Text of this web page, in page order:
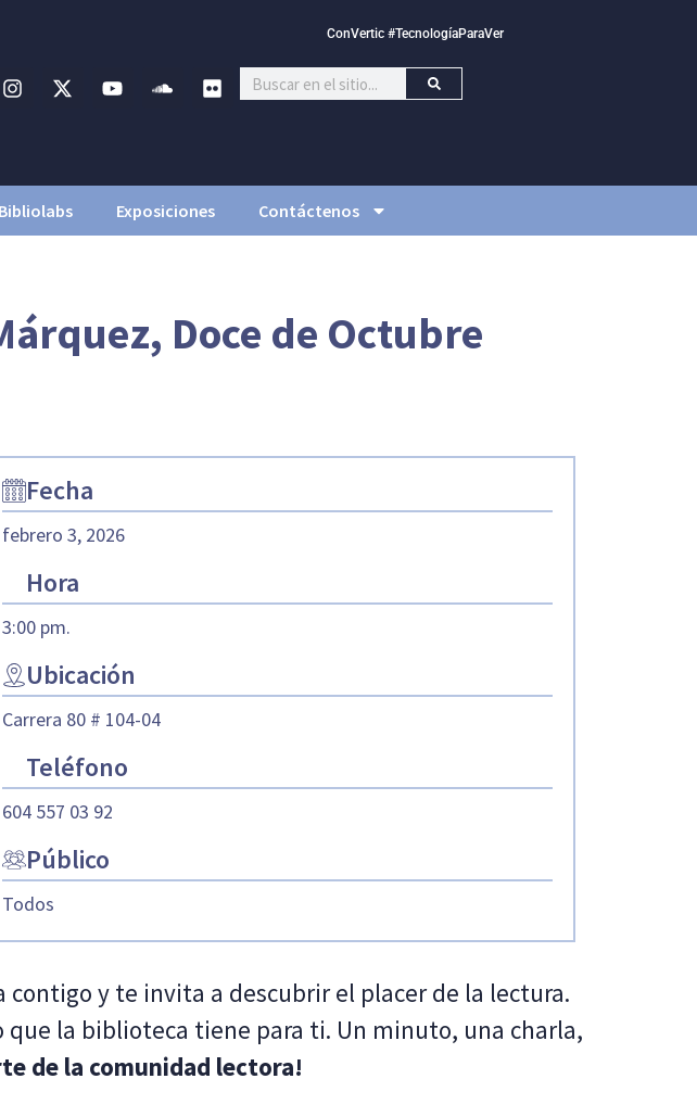
ConVertic #TecnologíaParaVer
Bibliolabs Exposiciones Contáctenos
Doce de Octubre
Fecha
febrero 3, 2026
Hora
3:00 pm.
Ubicación
Carrera 80 # 104-04
Teléfono
604 557 03 92
Público
Todos
contigo y te invita a descubrir el placer de la lectura.
la biblioteca tiene para ti. Un minuto, una charla,
de la comunidad lectora!